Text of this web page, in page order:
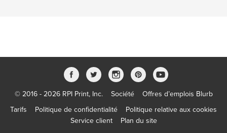
© 2016 - 2026 RPI Print, Inc. Société
Offres d’emplois Blurb
Tarifs
Politique de confidentialité
Politique relative aux cookies
Service client
Plan du site